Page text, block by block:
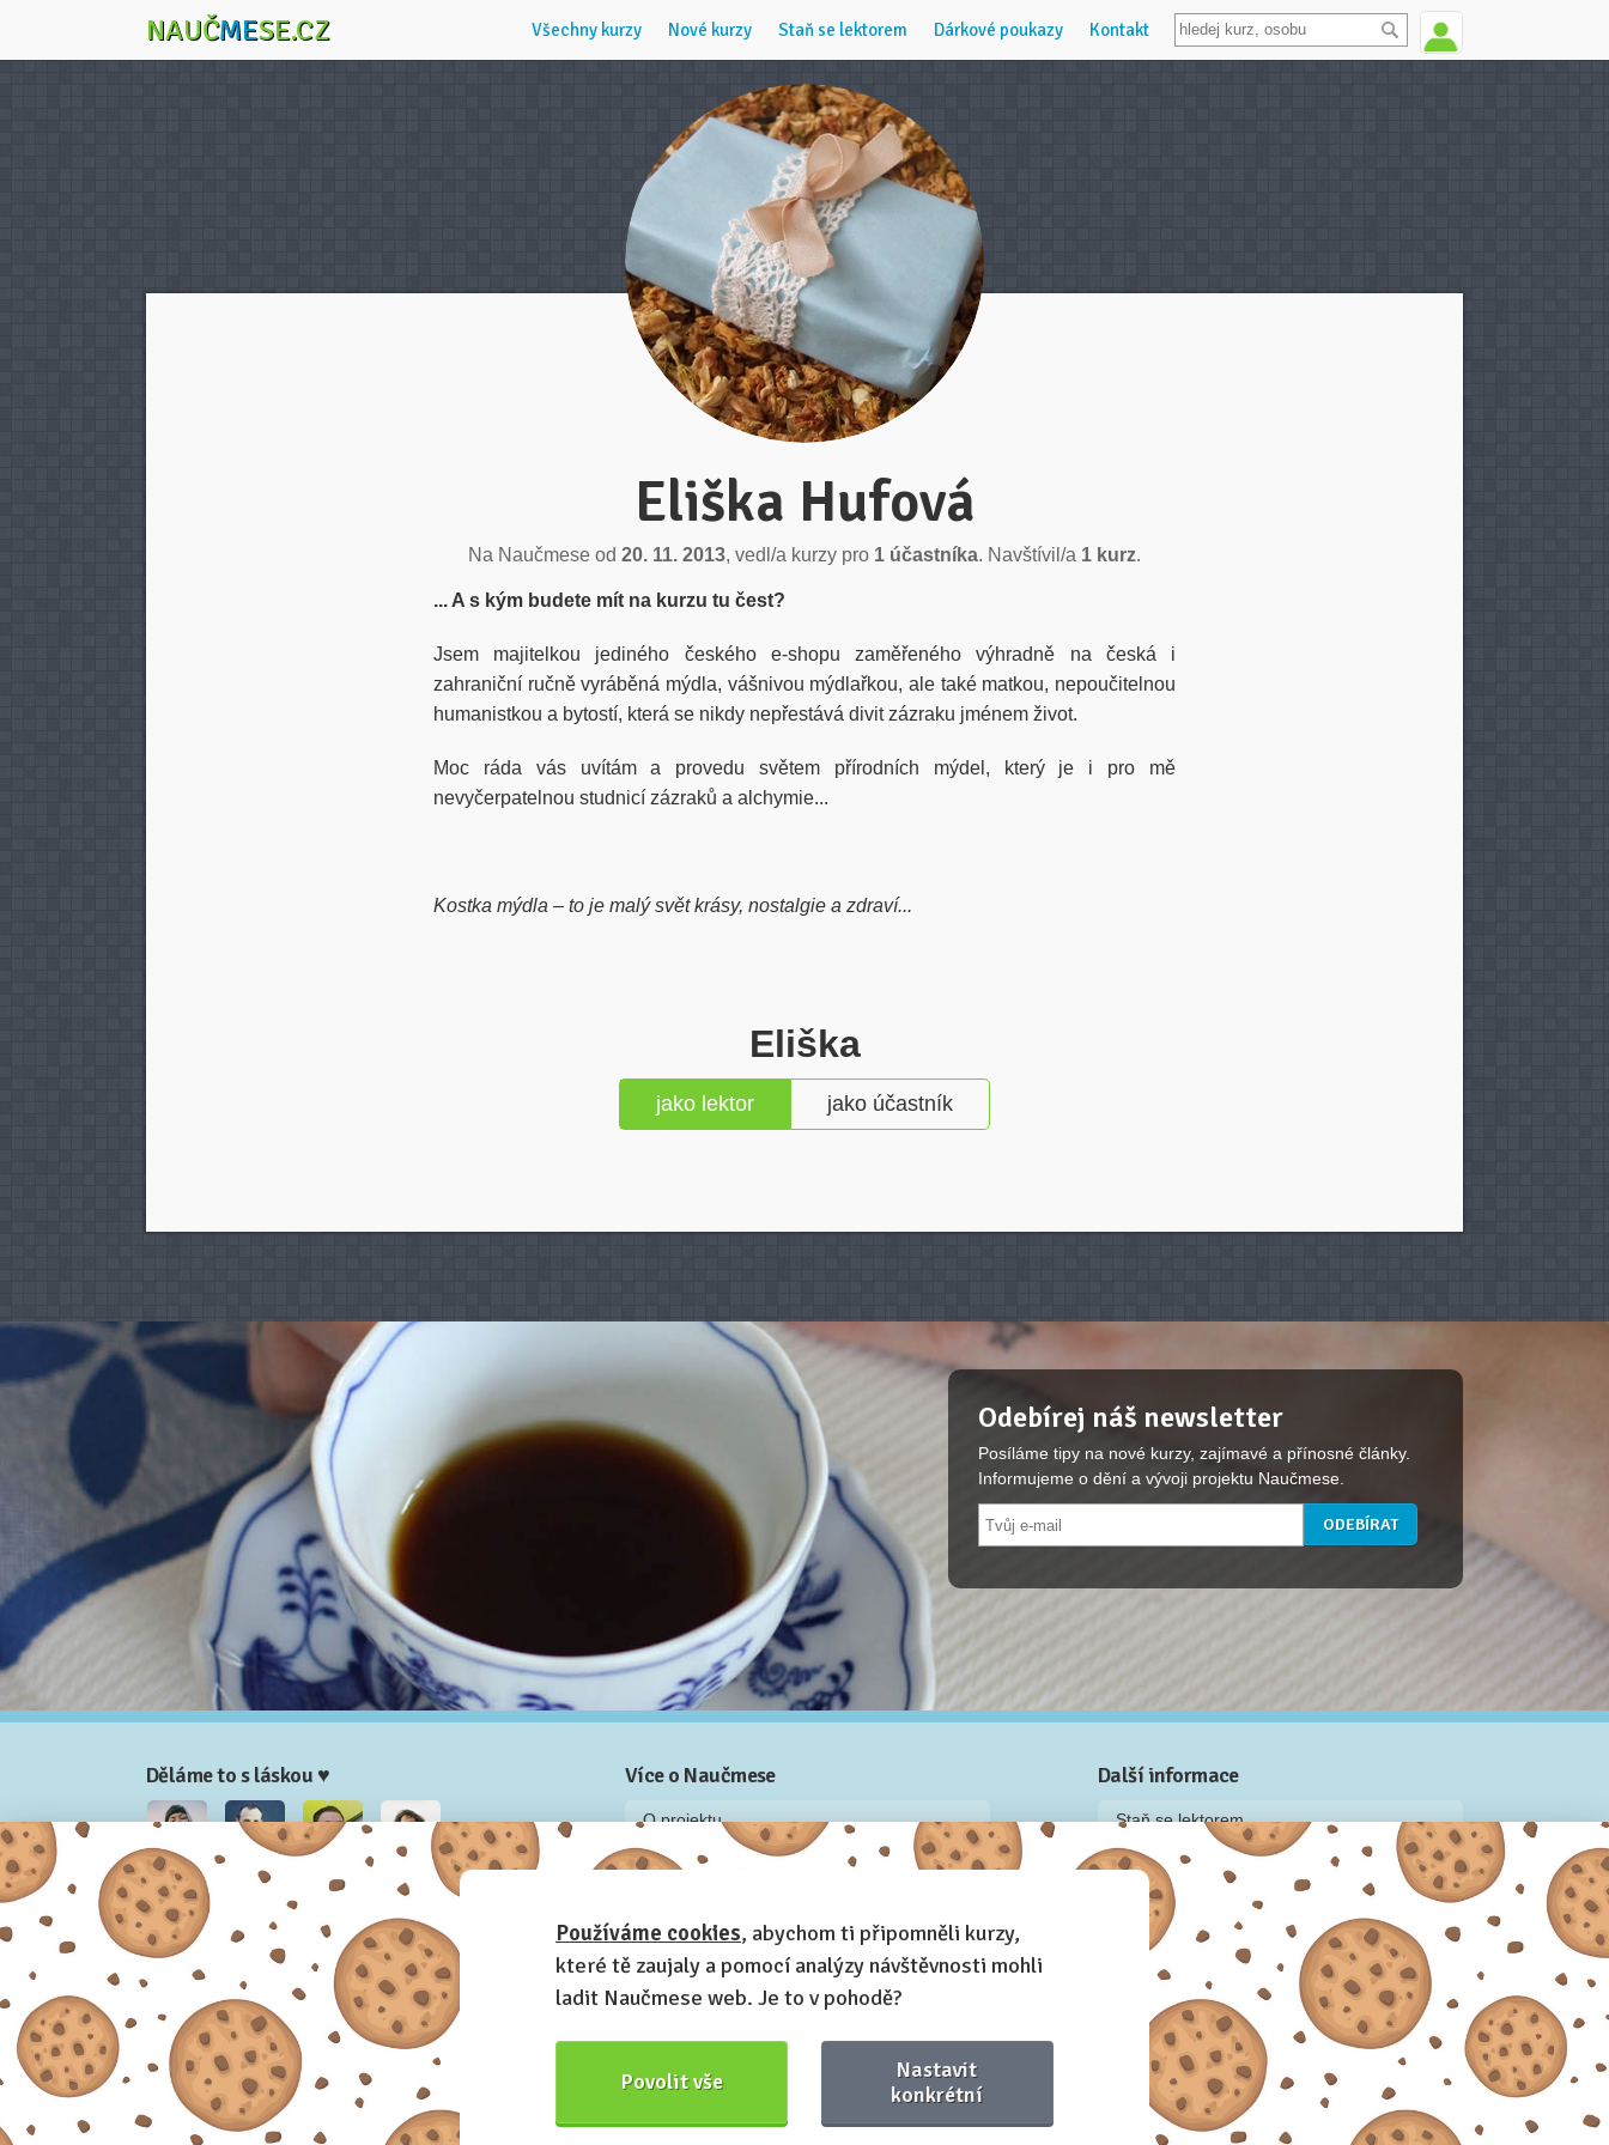
NAUČMESE.CZ Všechny kurzy Nové kurzy Staň se lektorem Dárkové poukazy Kontakt
Eliška Hufová
Na Naučmese od 20. 11. 2013, vedl/a kurzy pro 1 účastníka. Navštívil/a 1 kurz.
... A s kým budete mít na kurzu tu čest?
Jsem majitelkou jediného českého e-shopu zaměřeného výhradně na česká i
zahraniční ručně vyráběná mýdla, vášnivou mýdlařkou, ale také matkou, nepoučitelnou
humanistkou a bytostí, která se nikdy nepřestává divit zázraku jménem život.
Moc ráda vás uvítám a provedu světem přírodních mýdel, který je i pro mě
nevyčerpatelnou studnicí zázraků a alchymie...
Kostka mýdla – to je malý svět krásy, nostalgie a zdraví...
Eliška
jako lektor jako účastník
Odebírej náš newsletter
Posíláme tipy na nové kurzy, zajímavé a přínosné články.
Informujeme o dění a vývoji projektu Naučmese.
Děláme to s láskou ♥
Nela Josef Honza
Více o Naučmese
O projektu
Blog: recenze z kurzů, rozhovory a články
Příběh Naučmese
Naučmese festivaly
Náš systém pro vaši firmu
Prostory pro pořádání kurzů
Kontakt a fakturační údaje
Další informace
Staň se lektorem
Video: Jak připravit kurz na Naučmese
Často kladené dotazy
Dárkové poukazy
Podmínky užívání
Obchodní podmínky
Zásady používání cookie souborů
Pravidla ochrany osobních údajů
Partneři
Používáme cookies, abychom ti připomněli kurzy,
které tě zaujaly a pomocí analýzy návštěvnosti mohli
ladit Naučmese web. Je to v pohodě?
Povolit vše
Nastavit
konkrétní